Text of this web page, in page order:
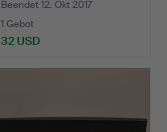
Beendet 12. Okt 2017
1 Gebot
32 USD